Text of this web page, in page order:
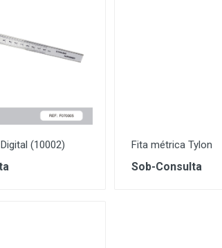
(10002) Fita métrica Tylon
Sob-Consulta